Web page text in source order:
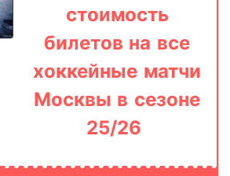
стоимость
билетов на все
хоккейные матчи
Москвы в сезоне
25/26